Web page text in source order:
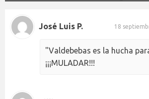
José Luis P. 18
"Valdebebas es la hucha
¡¡¡MULADAR!!!